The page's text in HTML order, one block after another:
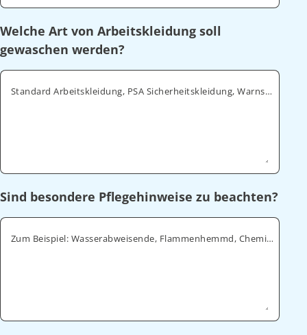
Welche Art von Arbeitskleidung soll
gewaschen werden?
Standard Arbeitskleidung, PSA Sicherheitskleidung, Warnschutz, ESD
Sind besondere Pflegehinweise zu beachten?
Zum Beispiel: Wasserabweisende, Flammenhemmd, Chemikalienabweisende